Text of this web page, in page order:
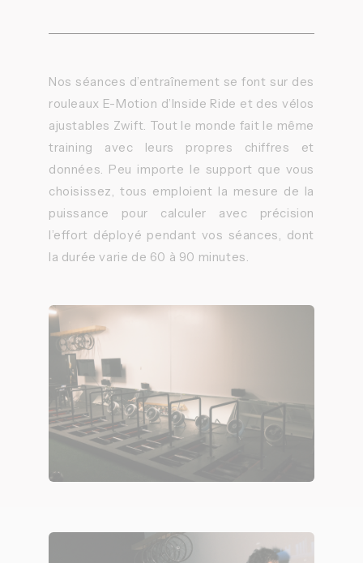
Nos séances d’entraînement se font sur des
rouleaux E-Motion d’Inside Ride et des vélos
ajustables Zwift. Tout le monde fait le même
training avec leurs propres chiffres et
données. Peu importe le support que vous
choisissez, tous emploient la mesure de la
puissance pour calculer avec précision
l’effort déployé pendant vos séances, dont
la durée varie de 60 à 90 minutes.